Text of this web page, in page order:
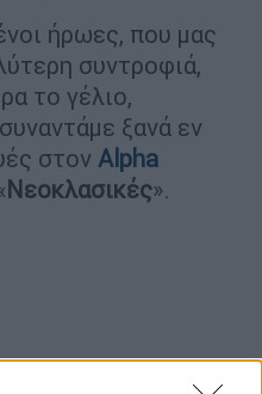
ήρωες, που μας
συντροφιά,
το γέλιο,
ξανά εν
στον Alpha
Νεοκλασικές».